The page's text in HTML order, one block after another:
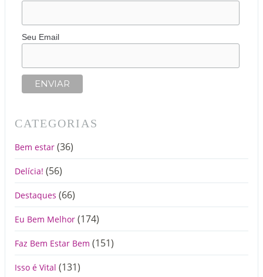
Seu Email
CATEGORIAS
Bem estar (36)
Delícia! (56)
Destaques (66)
Eu Bem Melhor (174)
Faz Bem Estar Bem (151)
Isso é Vital (131)